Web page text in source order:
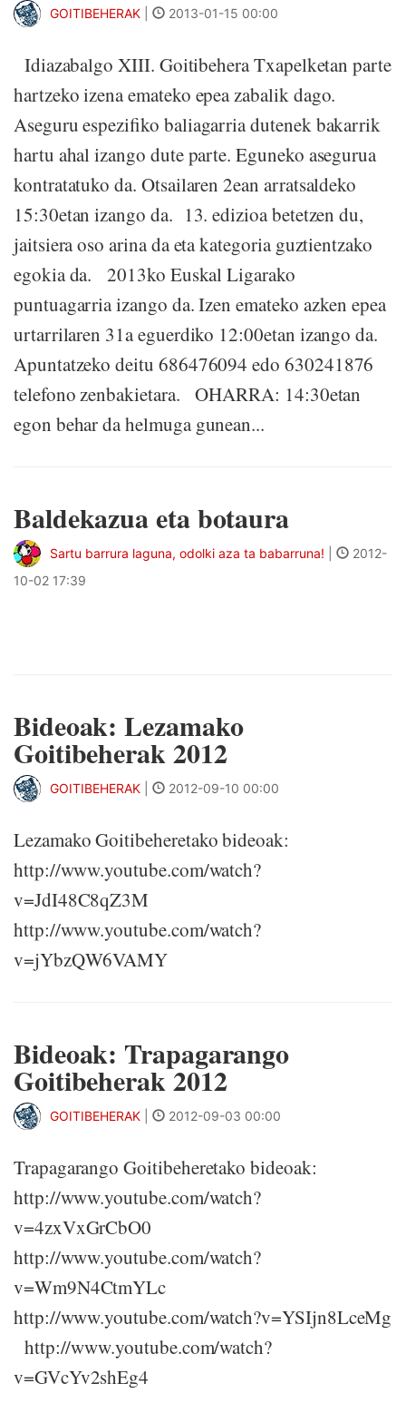
GOITIBEHERAK 2013-01-15 00:00
Idiazabalgo XIII. Goitibehera Txapelketan parte
hartzeko izena emateko epea zabalik dago.
Aseguru espezifiko baliagarria dutenek bakarrik
hartu ahal izango dute parte. Eguneko asegurua
kontratatuko da. Otsailaren 2ean arratsaldeko
15:30etan izango da. 13. edizioa betetzen du,
jaitsiera oso arina da eta kategoria guztientzako
egokia da. 2013ko Euskal Ligarako
puntuagarria izango da. Izen emateko azken epea
urtarrilaren 31a eguerdiko 12:00etan izango da.
Apuntatzeko deitu 686476094 edo 630241876
telefono zenbakietara. OHARRA: 14:30etan
egon behar da helmuga gunean...
Baldekazua eta botaura
Sartu barrura laguna, odolki aza ta babarruna!
2012-
10-02 17:39
Bideoak: Lezamako
Goitibeherak 2012
GOITIBEHERAK 2012-09-10 00:00
Lezamako Goitibeheretako bideoak:
http://www.youtube.com/watch?
v=JdI48C8qZ3M
http://www.youtube.com/watch?
v=jYbzQW6VAMY
Bideoak: Trapagarango
Goitibeherak 2012
GOITIBEHERAK 2012-09-03 00:00
Trapagarango Goitibeheretako bideoak:
http://www.youtube.com/watch?
v=4zxVxGrCbO0
http://www.youtube.com/watch?
v=Wm9N4CtmYLc
http://www.youtube.com/watch?v=YSIjn8LceMg
http://www.youtube.com/watch?
v=GVcYv2shEg4